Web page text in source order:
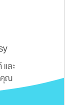
ละ
คุณ